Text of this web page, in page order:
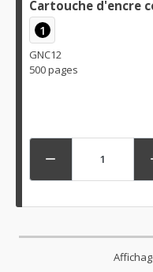
Cartouche d'encre
1
GNC12
500 pages
